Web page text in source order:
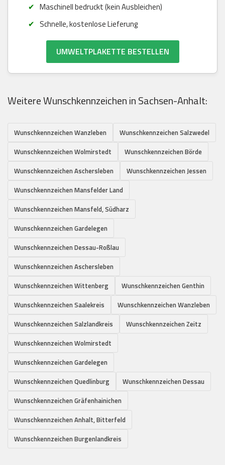
Maschinell bedruckt (kein Ausbleichen)
Schnelle, kostenlose Lieferung
UMWELTPLAKETTE BESTELLEN
Weitere Wunschkennzeichen in Sachsen-Anhalt:
Wunschkennzeichen Wanzleben
Wunschkennzeichen Salzwedel
Wunschkennzeichen Wolmirstedt
Wunschkennzeichen Börde
Wunschkennzeichen Aschersleben
Wunschkennzeichen Jessen
Wunschkennzeichen Mansfelder Land
Wunschkennzeichen Mansfeld, Südharz
Wunschkennzeichen Gardelegen
Wunschkennzeichen Dessau-Roßlau
Wunschkennzeichen Aschersleben
Wunschkennzeichen Wittenberg
Wunschkennzeichen Genthin
Wunschkennzeichen Saalekreis
Wunschkennzeichen Wanzleben
Wunschkennzeichen Salzlandkreis
Wunschkennzeichen Zeitz
Wunschkennzeichen Wolmirstedt
Wunschkennzeichen Gardelegen
Wunschkennzeichen Quedlinburg
Wunschkennzeichen Dessau
Wunschkennzeichen Gräfenhainichen
Wunschkennzeichen Anhalt, Bitterfeld
Wunschkennzeichen Burgenlandkreis